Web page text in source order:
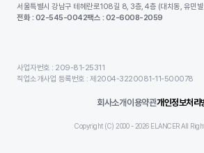
서울특별시 강남구 테헤란로108길 8, 3층, 4층 (대치동, 유민
전화 : 02-545-0042팩스 : 02-6008-2059
사업자번호 : 209-81-25311
직업소개사업 등록번호 : 제2004-3220081-11-500078
회사소개이용약관개인정보처리
Copyright (C) 2000 -2026ELANCER All